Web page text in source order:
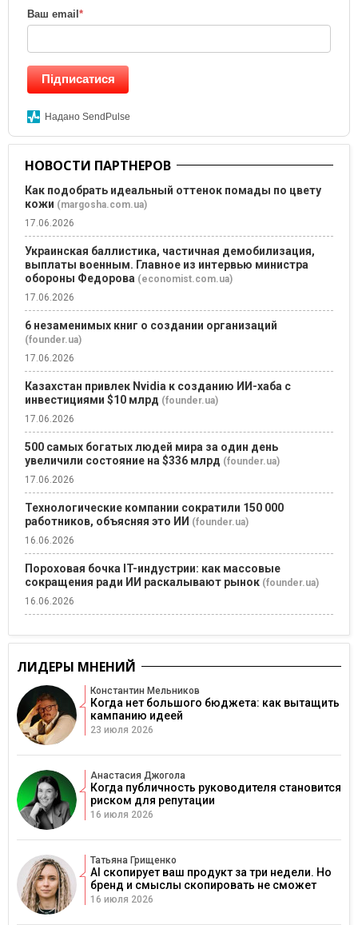
Ваш email *
Підписатися
Надано SendPulse
НОВОСТИ ПАРТНЕРОВ
Как подобрать идеальный оттенок помады по цвету
кожи (margosha.com.ua)
17.06.2026
Украинская баллистика, частичная демобилизация,
выплаты военным. Главное из интервью министра
обороны Федорова (economist.com.ua)
17.06.2026
6 незаменимых книг о создании организаций
(founder.ua)
17.06.2026
Казахстан привлек Nvidia к созданию ИИ-хаба с
инвестициями $10 млрд (founder.ua)
17.06.2026
500 самых богатых людей мира за один день
увеличили состояние на $336 млрд (founder.ua)
17.06.2026
Технологические компании сократили 150 000
работников, объясняя это ИИ (founder.ua)
16.06.2026
Пороховая бочка IT-индустрии: как массовые
сокращения ради ИИ раскалывают рынок (founder.ua)
16.06.2026
ЛИДЕРЫ МНЕНИЙ
Константин Мельников
Когда нет большого бюджета: как вытащить
кампанию идеей
23 июля 2026
Анастасия Джогола
Когда публичность руководителя становится
риском для репутации
16 июля 2026
Татьяна Грищенко
AI скопирует ваш продукт за три недели. Но
бренд и смыслы скопировать не сможет
16 июля 2026